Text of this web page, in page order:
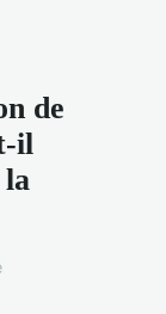
de
il
la